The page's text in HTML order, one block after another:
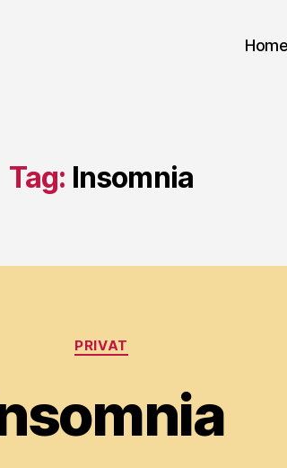
Home
Tag: Insomnia
Categories
PRIVAT